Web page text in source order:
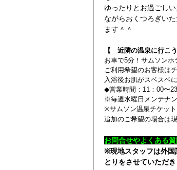
ゆったりとお過ごし
ながらおくつろぎい
ます＾＾
【 近隣の温泉に行こ
お車で5分！サムソン
ご利用希望のお客様は
入浴後お肌がスベスベに
◆営業時間：11：00〜
※毎週水曜日メンテナ
※サムソン温泉チケット
追加のご希望の場合は
お問合せやよくある
※現地スタッフは外国
とりをさせていただ